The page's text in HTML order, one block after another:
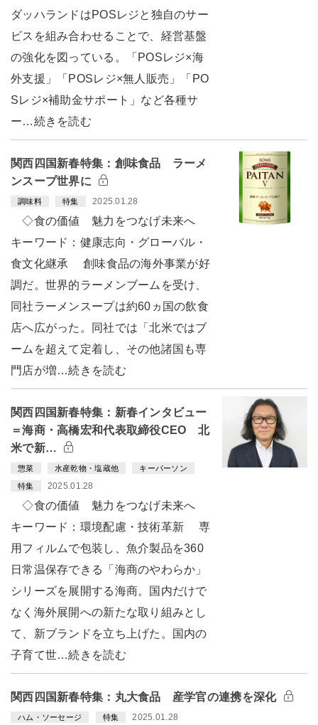
ダッハランドはPOSレジと独自のサー
ビスを組み合わせることで、経営基盤
の強化を図っている。「POSレジ×海
外支援」「POSレジ×無人販売」「PO
Sレジ×補助金サポート」など各種サ
ー…続きを読む
関西四国新春特集：創味食品 ラーメ
ンスープ世界に
調味料 特集 2025.01.28
◇食の価値 魅力をつなげ未来へ
キーワード：健康志向・グローバル・
食文化継承 創味食品の海外事業が好
調だ。世界的ラーメンブームを受け、
同社ラーメンスープは約60ヵ国の飲食
店へ広がった。同社では「北米ではブ
ームを超えて定着し、その他諸国も専
門店が増…続きを読む
関西四国新春特集：新春インタビュー
＝海商・高橋宏和代表取締役CEO 北
米で新…
惣菜 水産乾物・塩蔵他 キーパーソン
特集 2025.01.28
◇食の価値 魅力をつなげ未来へ
キーワード：環境配慮・技術革新 専
用フィルムで包装し、魚介製品を360
日常温保存できる「海商のやわらか」
シリーズを展開する海商。国内だけで
なく海外展開への新たな取り組みとし
て、新ブランドを立ち上げた。国内の
子育て世…続きを読む
関西四国新春特集：丸大食品 産学官の連携を深化
ハム・ソーセージ 特集 2025.01.28